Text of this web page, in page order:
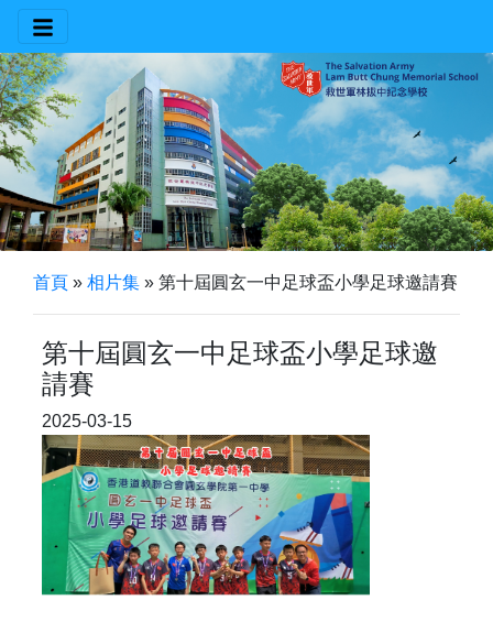
首頁 » 相片集 » 第十屆圓玄一中足球盃小學足球邀請賽
第十屆圓玄一中足球盃小學足球邀
請賽
2025-03-15